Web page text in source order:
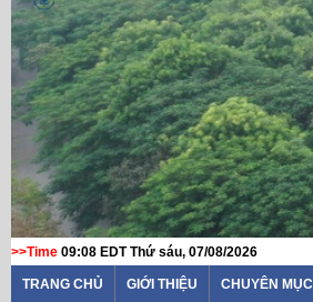
>>Time 09:08 EDT Thứ sáu, 07/08/2026
TRANG CHỦ GIỚI THIỆU CHUYÊN MỤC